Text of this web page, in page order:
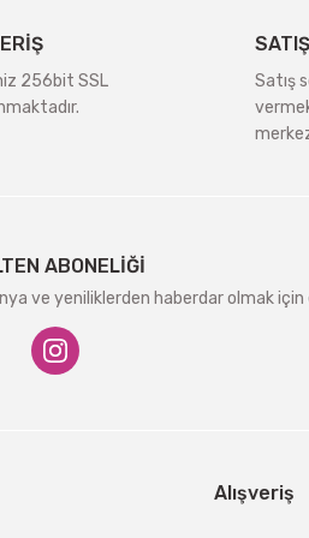
256bit SSL
Satış
ABONELİĞİ
ve yeniliklerden haberdar olmak
Alışveriş